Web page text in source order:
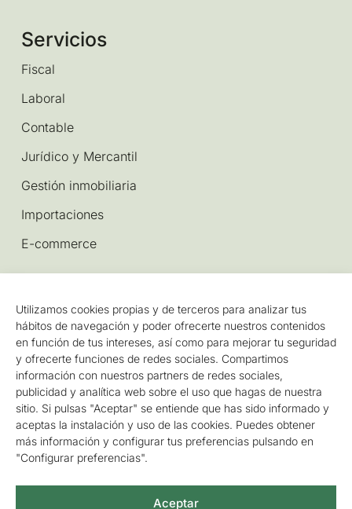
Utilizamos cookies propias y de terceros para analizar tus
hábitos de navegación y poder ofrecerte nuestros contenidos
en función de tus intereses, así como para mejorar tu seguridad
y ofrecerte funciones de redes sociales. Compartimos
información con nuestros partners de redes sociales,
publicidad y analítica web sobre el uso que hagas de nuestra
sitio. Si pulsas "Aceptar" se entiende que has sido informado y
aceptas la instalación y uso de las cookies. Puedes obtener
más información y configurar tus preferencias pulsando en
"Configurar preferencias".
Aceptar
Servicios
Fiscal
Laboral
Contable
Jurídico y Mercantil
Gestión inmobiliaria
Importaciones
E-commerce
Información Legal
Aviso legal y política de privacidad
Política de cookies
Accesibilidad
Mapa del sitio
Gestionar consentimiento